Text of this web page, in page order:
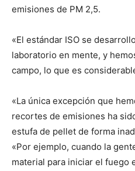
emisiones de PM 2,5.
«El estándar ISO se
laboratorio en mente, y
campo, lo que es
«La única excepción que
recortes de emisiones ha
estufa de pellet de forma
«Por ejemplo, cuando la
material para iniciar el fuego